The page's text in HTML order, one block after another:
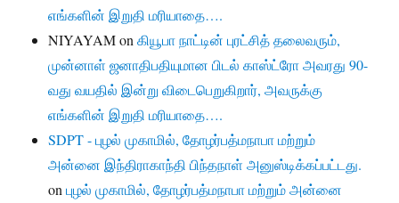
எங்களின் இறுதி மரியாதை….
NIYAYAMonகியூபா நாட்டின் புரட்சித் தலைவரும்,
முன்னாள் ஜனாதிபதியுமான பிடல் காஸ்ட்ரோ அவரது 90-
வது வயதில் இன்று விடைபெறுகிறார், அவருக்கு
எங்களின் இறுதி மரியாதை….
SDPT - புழல் முகாமில், தோழர்பத்மநாபா மற்றும்
அன்னை இந்திராகாந்தி பிந்தநாள் அனுஸ்டிக்கப்பட்டது.
onபுழல் முகாமில், தோழர்பத்மநாபா மற்றும் அன்னை